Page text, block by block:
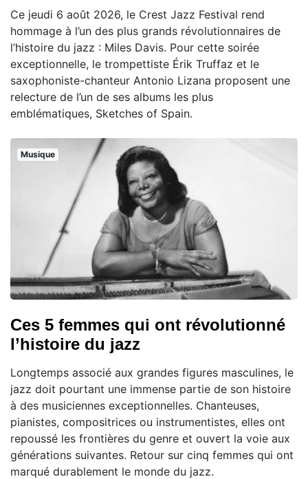
Ce jeudi 6 août 2026, le Crest Jazz Festival rend
hommage à l’un des plus grands révolutionnaires de
l’histoire du jazz : Miles Davis. Pour cette soirée
exceptionnelle, le trompettiste Érik Truffaz et le
saxophoniste-chanteur Antonio Lizana proposent une
relecture de l’un de ses albums les plus
emblématiques, Sketches of Spain.
Musique
Ces 5 femmes qui ont révolutionné
l’histoire du jazz
Longtemps associé aux grandes figures masculines, le
jazz doit pourtant une immense partie de son histoire
à des musiciennes exceptionnelles. Chanteuses,
pianistes, compositrices ou instrumentistes, elles ont
repoussé les frontières du genre et ouvert la voie aux
générations suivantes. Retour sur cinq femmes qui ont
marqué durablement le monde du jazz.